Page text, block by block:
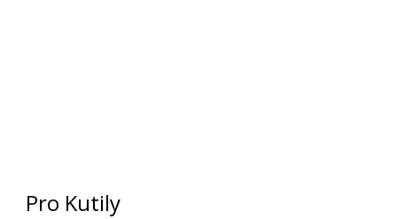
Pro Kutily